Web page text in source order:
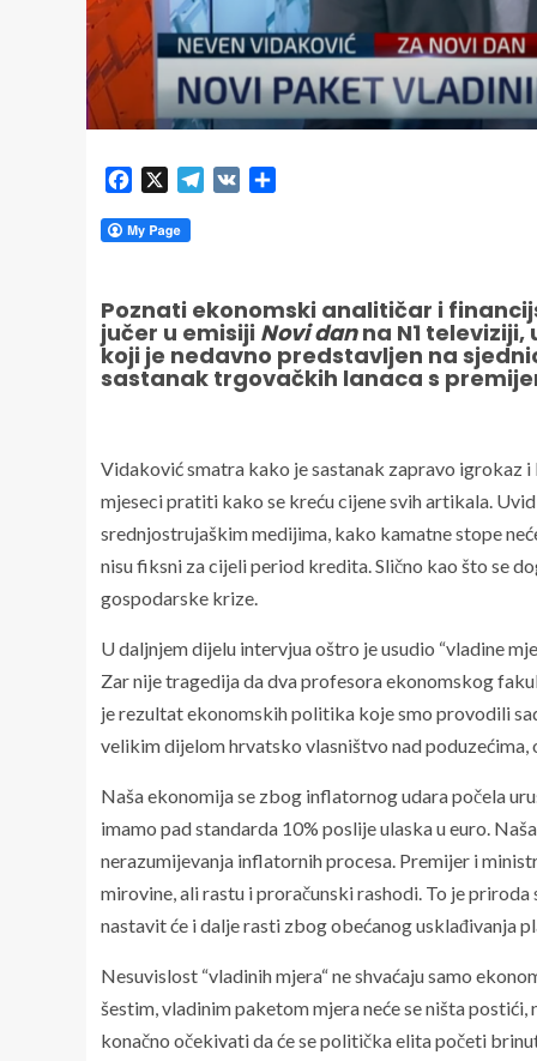
Facebook Telegram
VK
Poznati ekonomski analitičar i
jučer u emisiji Novi dan na N1
koji je nedavno predstavljen na
sastanak trgovačkih lanaca s
Vidaković smatra kako je sastanak zapravo igrokaz
mjeseci pratiti kako se kreću cijene svih artikala.
srednjostrujaškim medijima, kako kamatne stope
nisu fiksni za cijeli period kredita. Slično kao što se
gospodarske krize.
U daljnjem dijelu intervjua oštro je usudio “vladine
Zar nije tragedija da dva profesora ekonomskog
je rezultat ekonomskih politika koje smo provodili
velikim dijelom hrvatsko vlasništvo nad poduzećima,
Naša ekonomija se zbog inflatornog udara počela
imamo pad standarda 10% poslije ulaska u euro.
nerazumijevanja inflatornih procesa. Premijer i
mirovine, ali rastu i proračunski rashodi. To je
nastavit će i dalje rasti zbog obećanog usklađivanja
Nesuvislost “vladinih mjera“ ne shvaćaju samo
šestim, vladinim paketom mjera neće se ništa
konačno očekivati da će se politička elita početi